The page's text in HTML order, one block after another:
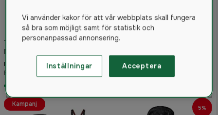
Tretorn Wings Regnjacka
Mörkgrön
Från
Rek. pris 899 kr
Woodline Regnställ Grön
4.5(4)
495 kr
Kampanj 5%
Vi använder kakor för att vår webbplats skall fungera
så bra som möjligt samt för statistik och
personanpassad annonsering.
Inställningar Acceptera